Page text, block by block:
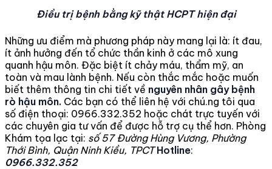
Điều trị bệnh bằng kỹ thật HCPT hiện đại
Những ưu điểm mà phương pháp này mang lại là: ít đau,
ít ảnh hưởng đến tổ chức thần kinh ở các mô xung
quanh hậu môn. Đặc biệt ít chảy máu, thẩm mỹ, an
toàn và mau lành bệnh. Nếu còn thắc mắc hoặc muốn
biết thêm thông tin chi tiết về nguyên nhân gây bệnh
rò hậu môn. Các bạn có thể liên hệ với chú.ng tôi qua
số điện thoại: 0966.332.352 hoặc chát trực tuyến với
các chuyên gia tư vấn để được hỗ trợ cụ thể hơn. Phòng
Khám tọa lạc tại: số 57 Đường Hùng Vương, Phường
Thới Bình, Quận Ninh Kiều, TPCT Hotline:
0966.332.352